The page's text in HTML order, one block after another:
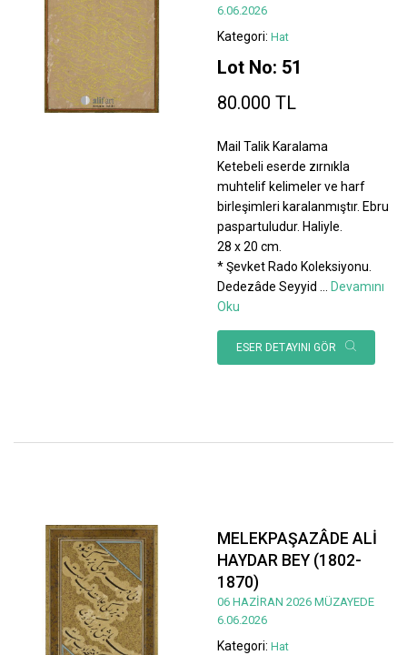
6.06.2026
Kategori: Hat
Lot No: 51
80.000 TL
Mail Talik Karalama
Ketebeli eserde zırnıkla
muhtelif kelimeler ve harf
birleşimleri karalanmıştır. Ebru
paspartuludur. Haliyle.
28 x 20 cm.
* Şevket Rado Koleksiyonu.
Dedezâde Seyyid
Devamını
Oku
ESER DETAYINI GÖR
MELEKPAŞAZÂDE ALİ
HAYDAR BEY (1802-
1870)
06 HAZİRAN 2026 MÜZAYEDE
6.06.2026
Kategori: Hat